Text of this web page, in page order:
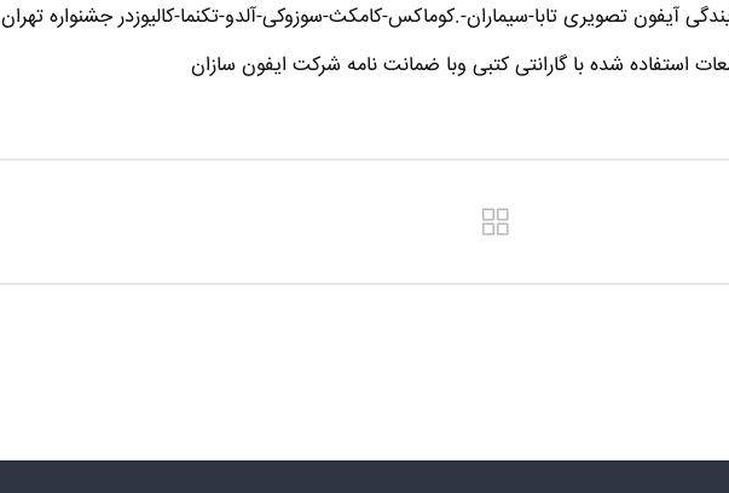
آیفون تصویری تابا-سیماران-.کوماکس-کامکث-سوزوکی-آلدو-تکنما-کالیوزدر جشنواره تهران
استفاده شده با گارانتی کتبی وبا ضمانت نامه شرکت ایفون سازان